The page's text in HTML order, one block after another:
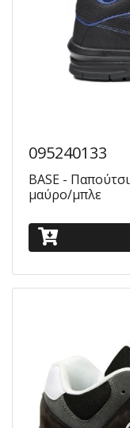
095240133
BASE -
μαύρο/μπλε